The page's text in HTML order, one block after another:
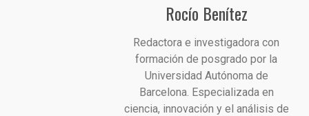
Rocío Benítez
Redactora e investigadora con
formación de posgrado por la
Universidad Autónoma de
Barcelona. Especializada en
ciencia, innovación y el análisis de